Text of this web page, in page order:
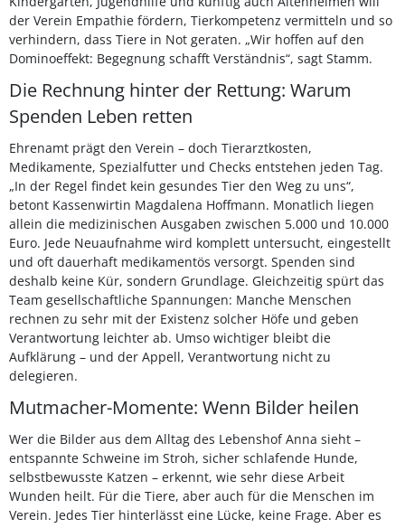
der Verein Empathie fördern, Tierkompetenz vermitteln und so
verhindern, dass Tiere in Not geraten. „Wir hoffen auf den
Dominoeffekt: Begegnung schafft Verständnis“, sagt Stamm.
Die Rechnung hinter der Rettung: Warum
Spenden Leben retten
Ehrenamt prägt den Verein – doch Tierarztkosten,
Medikamente, Spezialfutter und Checks entstehen jeden Tag.
„In der Regel findet kein gesundes Tier den Weg zu uns“,
betont Kassenwirtin Magdalena Hoffmann. Monatlich liegen
allein die medizinischen Ausgaben zwischen 5.000 und 10.000
Euro. Jede Neuaufnahme wird komplett untersucht, eingestellt
und oft dauerhaft medikamentös versorgt. Spenden sind
deshalb keine Kür, sondern Grundlage. Gleichzeitig spürt das
Team gesellschaftliche Spannungen: Manche Menschen
rechnen zu sehr mit der Existenz solcher Höfe und geben
Verantwortung leichter ab. Umso wichtiger bleibt die
Aufklärung – und der Appell, Verantwortung nicht zu
delegieren.
Mutmacher-Momente: Wenn Bilder heilen
Wer die Bilder aus dem Alltag des Lebenshof Anna sieht –
entspannte Schweine im Stroh, sicher schlafende Hunde,
selbstbewusste Katzen – erkennt, wie sehr diese Arbeit
Wunden heilt. Für die Tiere, aber auch für die Menschen im
Verein. Jedes Tier hinterlässt eine Lücke, keine Frage. Aber es